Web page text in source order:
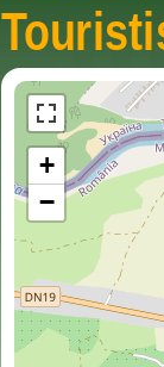
+
−